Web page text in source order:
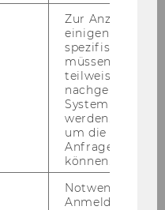
AND SOCIETY
and
Zur Anzeige von
einigen WU-
spezifischen
müssen
teilweise von
nachgelagerten
System
werden.
um die Antwort
Anfrage
können.
Notwendig für
Anmeldung und